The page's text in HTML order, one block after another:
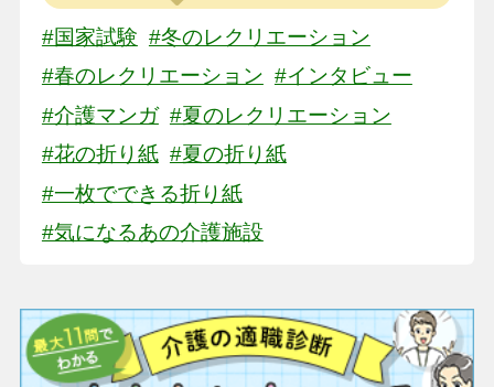
#国家試験 #冬のレクリエーション
#春のレクリエーション #インタビュー
#介護マンガ #夏のレクリエーション
#花の折り紙 #夏の折り紙
#一枚でできる折り紙
#気になるあの介護施設